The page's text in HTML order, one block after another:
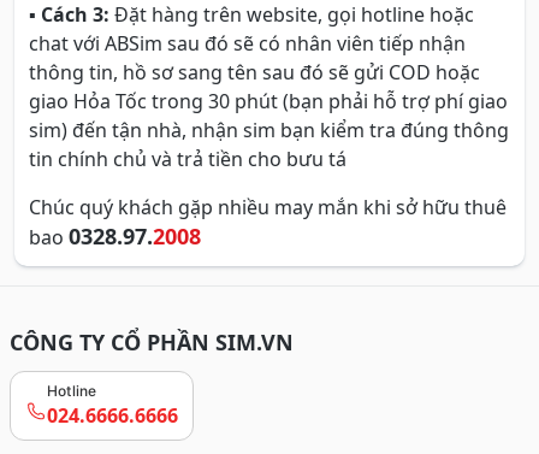
▪ Cách 3: Đặt hàng trên website, gọi hotline hoặc
chat với ABSim sau đó sẽ có nhân viên tiếp nhận
thông tin, hồ sơ sang tên sau đó sẽ gửi COD hoặc
giao Hỏa Tốc trong 30 phút (bạn phải hỗ trợ phí giao
sim) đến tận nhà, nhận sim bạn kiểm tra đúng thông
tin chính chủ và trả tiền cho bưu tá
Chúc quý khách gặp nhiều may mắn khi sở hữu thuê
bao 0328.97.2008
CÔNG TY CỔ PHẦN SIM.VN
Hotline
024.6666.6666